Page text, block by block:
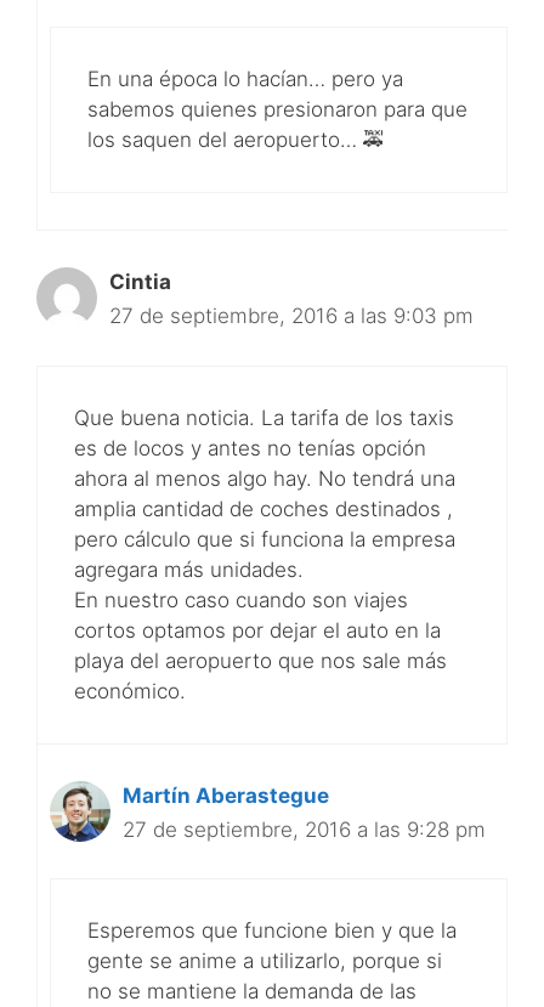
En una época lo hacían… pero ya
sabemos quienes presionaron para que
los saquen del aeropuerto… 🚕
Cintia
27 de septiembre, 2016 a las 9:03 pm
Que buena noticia. La tarifa de los taxis
es de locos y antes no tenías opción
ahora al menos algo hay. No tendrá una
amplia cantidad de coches destinados ,
pero cálculo que si funciona la empresa
agregara más unidades.
En nuestro caso cuando son viajes
cortos optamos por dejar el auto en la
playa del aeropuerto que nos sale más
económico.
Martín Aberastegue
27 de septiembre, 2016 a las 9:28 pm
Esperemos que funcione bien y que la
gente se anime a utilizarlo, porque si
no se mantiene la demanda de las